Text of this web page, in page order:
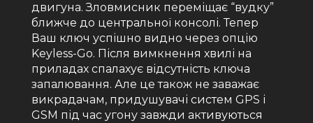
двигуна. Зловмисник переміщає “вудку”
ближче до центральної консолі. Тепер
Ваш ключ успішно видно через опцію
Keyless-Go. Після вимкнення хвилі на
приладах спалахує відсутність ключа
запалювання. Але це також не заважає
викрадачам, придушувачі систем GPS і
GSM під час угону завжди активуються